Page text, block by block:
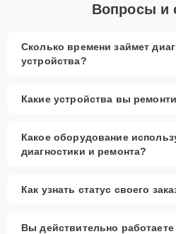
Вопросы и
Сколько времени займет
устройства?
Какие устройства вы
Какое оборудование
диагностики и ремонта?
Как узнать статус своего
Вы действительно работаете